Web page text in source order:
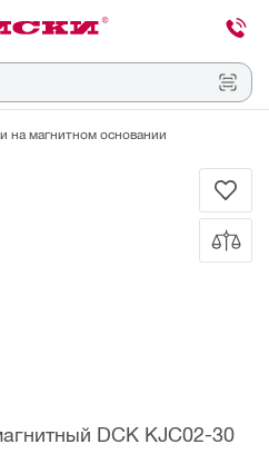
на магнитном основании
DCK KJC02-30